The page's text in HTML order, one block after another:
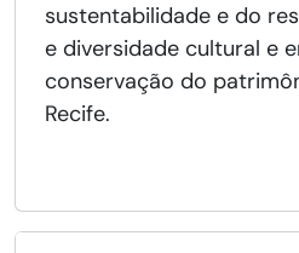
sustentabilidade e do
e diversidade cultural e
conservação do
Recife.